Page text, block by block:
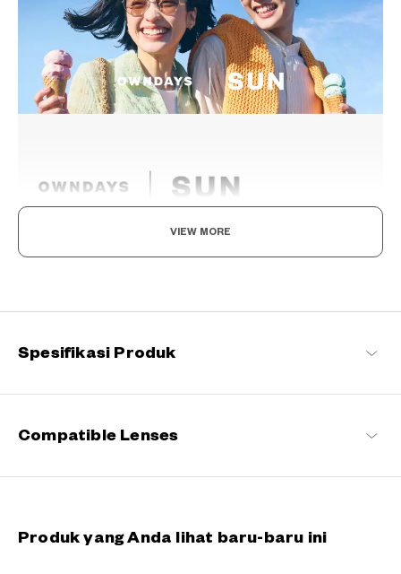
The day is yours!
MATAHARI di sisi Anda, setiap momen menjadi lebih istimewa.
VIEW MORE
Spesifikasi Produk
Compatible Lenses
Produk yang Anda lihat baru-baru ini